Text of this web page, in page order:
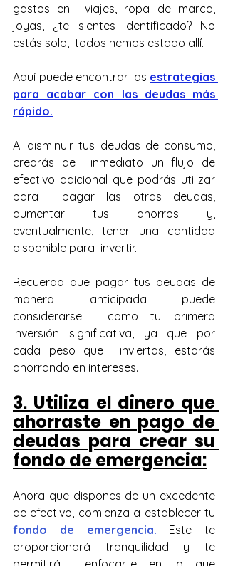
gastos en  viajes, ropa de marca,
joyas, ¿te sientes identificado? No
estás solo,  todos hemos estado allí.
Aquí puede encontrar las estrategias
para acabar con las deudas más
rápido.
Al disminuir tus deudas de consumo,
crearás de  inmediato un flujo de
efectivo adicional que podrás utilizar
para  pagar las otras deudas,
aumentar tus ahorros y,
eventualmente, tener una cantidad
disponible para  invertir.
Recuerda que pagar tus deudas de
manera anticipada puede
considerarse  como tu primera
inversión significativa, ya que por
cada peso que  inviertas, estarás
ahorrando en intereses.
3. Utiliza el dinero que
ahorraste en pago de
deudas para crear su
fondo de emergencia:
Ahora que dispones de un excedente
fondo de emergencia. Este te
proporcionará tranquilidad y te